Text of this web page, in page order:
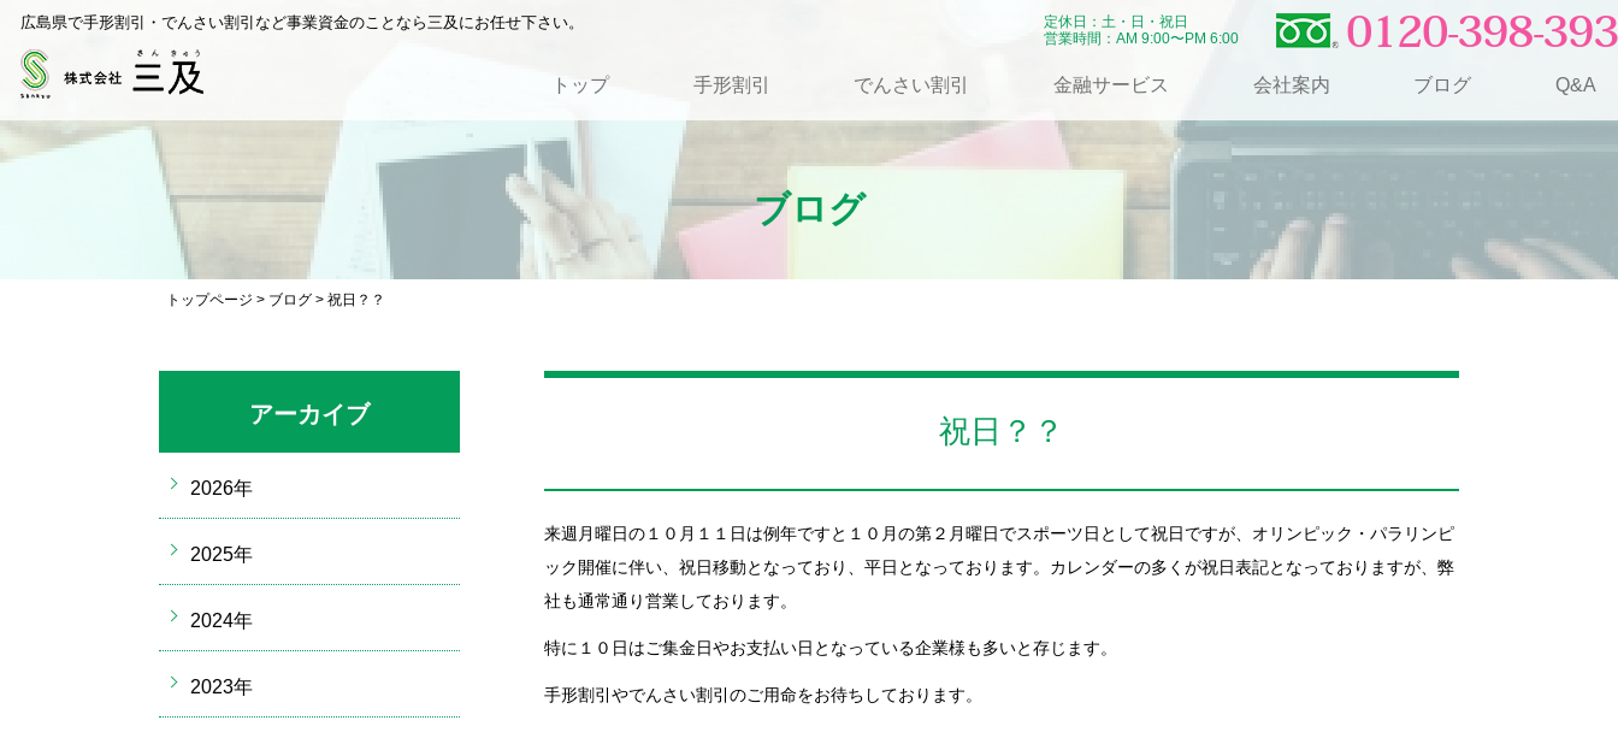
広島県で手形割引・でんさい割引など事業資金のことなら三及にお任せ下さい。
定休日：土・日・祝日
営業時間：AM 9:00〜PM 6:00
0120-398-393
トップ 手形割引 でんさい割引 金融サービス 会社案内 ブログ Q&A
ブログ
トップページ > ブログ > 祝日？？
祝日？？
来週月曜日の１０月１１日は例年ですと１０月の第２月曜日でスポーツ日として祝日ですが、オリンピック・パラリンピ
ック開催に伴い、祝日移動となっており、平日となっております。カレンダーの多くが祝日表記となっておりますが、弊
社も通常通り営業しております。
特に１０日はご集金日やお支払い日となっている企業様も多いと存じます。
手形割引やでんさい割引のご用命をお待ちしております。
アーカイブ
2026年
2025年
2024年
2023年